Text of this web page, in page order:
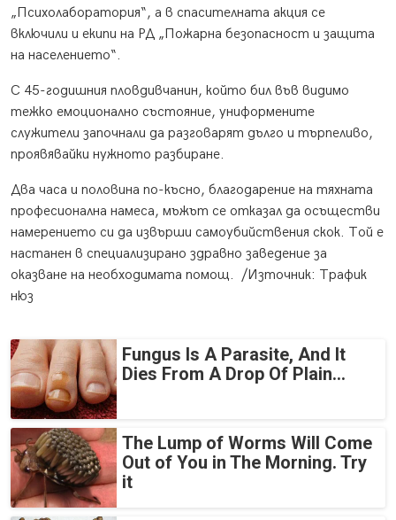
„Психолаборатория“, а в спасителната акция се
включили и екипи на РД „Пожарна безопасност и защита
на населението“.
С 45-годишния пловдивчанин, който бил във видимо
тежко емоционално състояние, униформените
служители започнали да разговарят дълго и търпеливо,
проявявайки нужното разбиране.
Два часа и половина по-късно, благодарение на тяхната
професионална намеса, мъжът се отказал да осъществи
намерението си да извърши самоубийствения скок. Той е
настанен в специализирано здравно заведение за
оказване на необходимата помощ. /Източник: Трафик
нюз
Fungus Is A Parasite, And It
Dies From A Drop Of Plain...
The Lump of Worms Will Come
Out of You in The Morning. Try
it